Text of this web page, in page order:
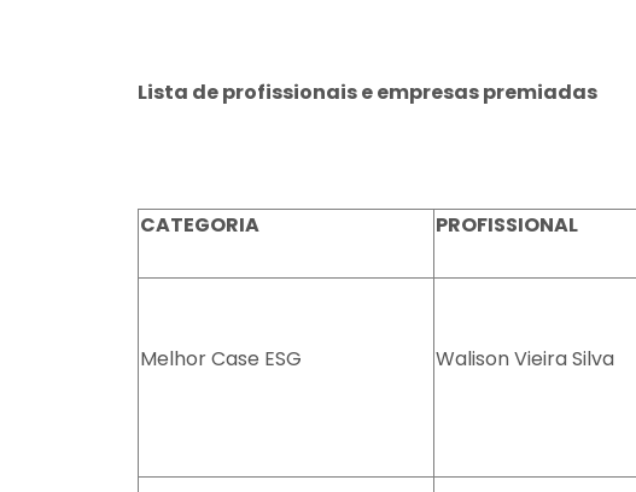
Lista de profissionais e empresas premiadas
CATEGORIA PROFISSIONAL
Melhor Case ESG Walison Vieira Silva